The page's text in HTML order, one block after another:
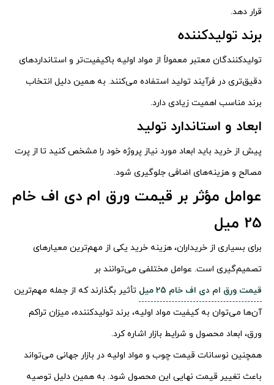
قرار دهد.
برند تولیدکننده
تولیدکنندگان معتبر معمولاً از مواد اولیه باکیفیت‌تر و استانداردهای
دقیق‌تری در فرآیند تولید استفاده می‌کنند. به همین دلیل انتخاب
برند مناسب اهمیت زیادی دارد.
ابعاد و استاندارد تولید
پیش از خرید باید ابعاد مورد نیاز پروژه خود را مشخص کنید تا از پرت
مصالح و هزینه‌های اضافی جلوگیری شود.
عوامل مؤثر بر قیمت ورق ام دی اف خام
25 میل
برای بسیاری از خریداران، هزینه خرید یکی از مهم‌ترین معیارهای
تصمیم‌گیری است. عوامل مختلفی می‌توانند بر
قیمت ورق ام دی اف خام 25 میل
تأثیر بگذارند که از جمله مهم‌ترین
آن‌ها می‌توان به کیفیت مواد اولیه، برند تولیدکننده، میزان تراکم
ورق، ابعاد محصول و شرایط بازار اشاره کرد.
همچنین نوسانات قیمت چوب و مواد اولیه در بازار جهانی می‌تواند
باعث تغییر قیمت نهایی این محصول شود. به همین دلیل توصیه